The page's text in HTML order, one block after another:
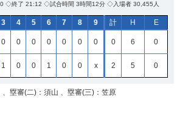
◇終了 21:12 ◇試合時間 3時間12分 ◇入場者 30,455人
3 4 5 6 7 8 9 計 H E
0 0 0 0 0 0 0 0 6 0
1 0 0 1 0 0 x 2 5 0
塁審(二)：須山 、塁審(三)：笠原